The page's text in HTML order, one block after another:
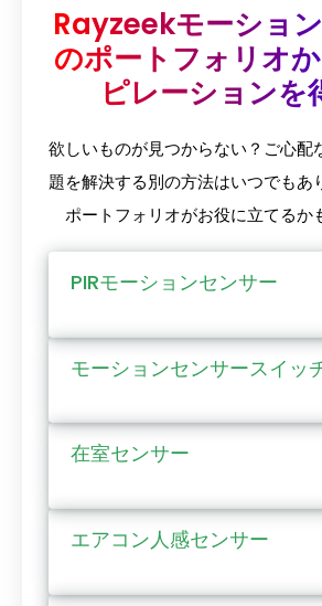
Rayzeekモーショ
のポートフォリオ
ピレーションを
欲しいものが見つからない？ご心配
題を解決する別の方法はいつでもあ
ポートフォリオがお役に立てるか
PIRモーションセンサー
モーションセンサースイッ
在室センサー
エアコン人感センサー